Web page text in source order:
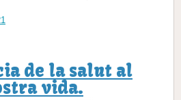
de la salut al
vida.